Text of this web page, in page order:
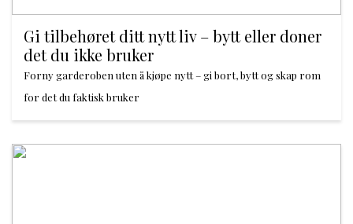
Gi tilbehøret ditt nytt liv – bytt eller doner
det du ikke bruker
Forny garderoben uten å kjøpe nytt – gi bort, bytt og skap rom
for det du faktisk bruker